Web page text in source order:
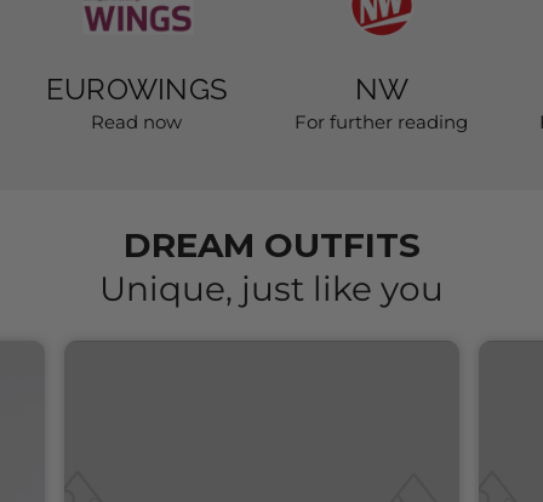
EUROWINGS
Read now
NW
For further reading
DREAM OUTFITS
Unique, just like you